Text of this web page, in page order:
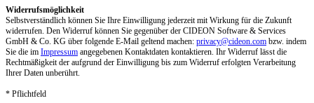
Widerrufsmöglichkeit
Selbstverständlich können Sie Ihre Einwilligung jederzeit mit Wirkung für die Zukunft
widerrufen. Den Widerruf können Sie gegenüber der CIDEON Software & Services
GmbH & Co. KG über folgende E-Mail geltend machen: privacy@cideon.com bzw. indem
Sie die im Impressum angegebenen Kontaktdaten kontaktieren. Ihr Widerruf lässt die
Rechtmäßigkeit der aufgrund der Einwilligung bis zum Widerruf erfolgten Verarbeitung
Ihrer Daten unberührt.
* Pflichtfeld